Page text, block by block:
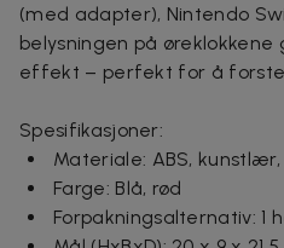
(med adapter), Nintendo
belysningen på
effekt – perfekt for å
Spesifikasjoner:
Materiale: ABS,
Farge: Blå, rød
Forpakningsalternativ: 1